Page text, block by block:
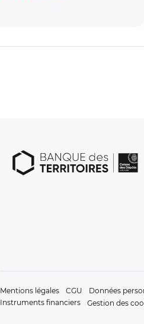
Mentions légales CGU Données
Instruments financiers
Gestion des